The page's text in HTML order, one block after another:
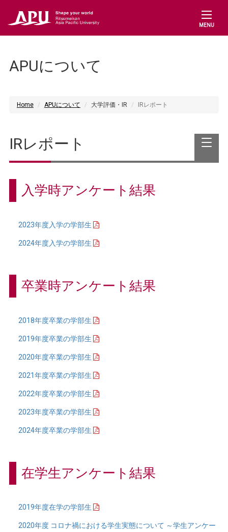
MENU
APUについて
Home APUについて 大学評価・IR IRレポート
IRレポート
入学時アンケート結果
2023年度入学の学部生
2024年度入学の学部生
卒業時アンケート結果
2018年度卒業の学部生
2019年度卒業の学部生
2020年度卒業の学部生
2021年度卒業の学部生
2022年度卒業の学部生
2023年度卒業の学部生
2024年度卒業の学部生
在学生アンケート結果
2019年度在学の学部生
2020年度 コロナ禍における学生実態について ～学生アンケー